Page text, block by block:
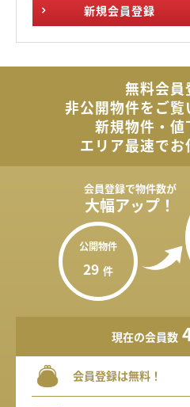
新規会員登録
無料会員
非公開物件をご覧
新規物件・値
エリア最速でお
会員登録で物件数が
大幅アップ！
公開物件
29 件
現在の会員数
会員登録は無料！